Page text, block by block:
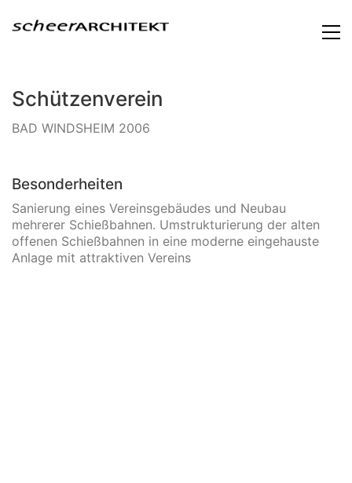
Schützenverein
BAD WINDSHEIM 2006
Besonderheiten
Sanierung eines Vereinsgebäudes und Neubau
mehrerer Schießbahnen. Umstrukturierung der alten
offenen Schießbahnen in eine moderne eingehauste
Anlage mit attraktiven Vereins